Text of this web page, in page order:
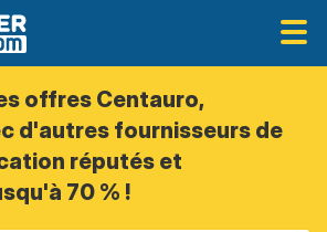
offres Centauro,
d'autres fournisseurs de
réputés et
70 % !